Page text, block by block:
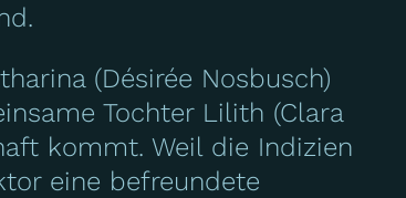
(Désirée Nosbusch)
Tochter Lilith (Clara
kommt. Weil die Indizien
eine befreundete